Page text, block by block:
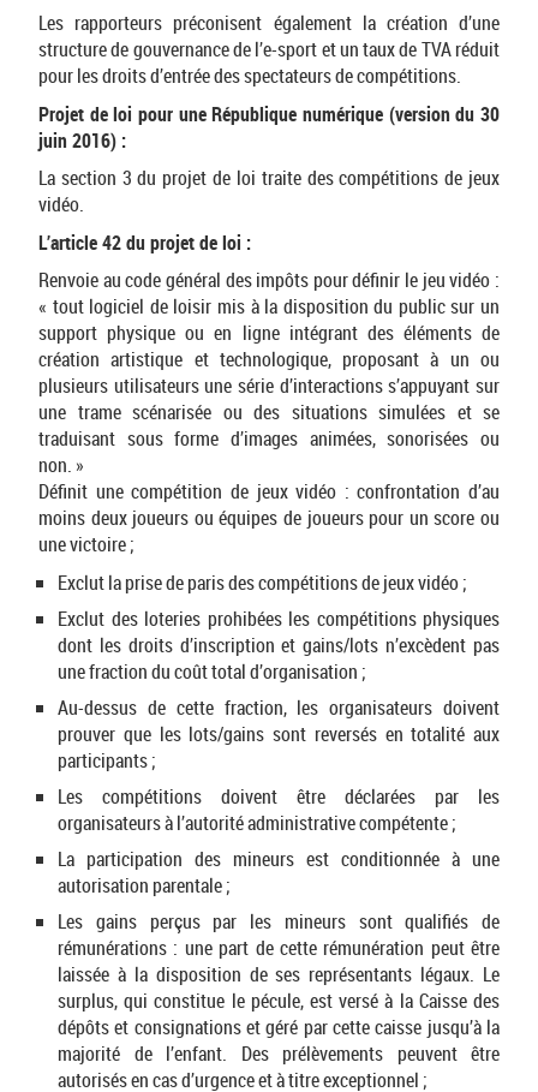
Les rapporteurs préconisent également la création d’une
structure de gouvernance de l’e-sport et un taux de TVA réduit
pour les droits d’entrée des spectateurs de compétitions.
Projet de loi pour une République numérique (version du 30
juin 2016) :
La section 3 du projet de loi traite des compétitions de jeux
vidéo.
L’article 42 du projet de loi :
Renvoie au code général des impôts pour définir le jeu vidéo :
« tout logiciel de loisir mis à la disposition du public sur un
support physique ou en ligne intégrant des éléments de
création artistique et technologique, proposant à un ou
plusieurs utilisateurs une série d’interactions s’appuyant sur
une trame scénarisée ou des situations simulées et se
traduisant sous forme d’images animées, sonorisées ou
non. »
Définit une compétition de jeux vidéo : confrontation d’au
moins deux joueurs ou équipes de joueurs pour un score ou
une victoire ;
Exclut la prise de paris des compétitions de jeux vidéo ;
Exclut des loteries prohibées les compétitions physiques
dont les droits d’inscription et gains/lots n’excèdent pas
une fraction du coût total d’organisation ;
Au-dessus de cette fraction, les organisateurs doivent
prouver que les lots/gains sont reversés en totalité aux
participants ;
Les compétitions doivent être déclarées par les
organisateurs à l’autorité administrative compétente ;
La participation des mineurs est conditionnée à une
autorisation parentale ;
Les gains perçus par les mineurs sont qualifiés de
rémunérations : une part de cette rémunération peut être
laissée à la disposition de ses représentants légaux. Le
surplus, qui constitue le pécule, est versé à la Caisse des
dépôts et consignations et géré par cette caisse jusqu’à la
majorité de l’enfant. Des prélèvements peuvent être
autorisés en cas d’urgence et à titre exceptionnel ;